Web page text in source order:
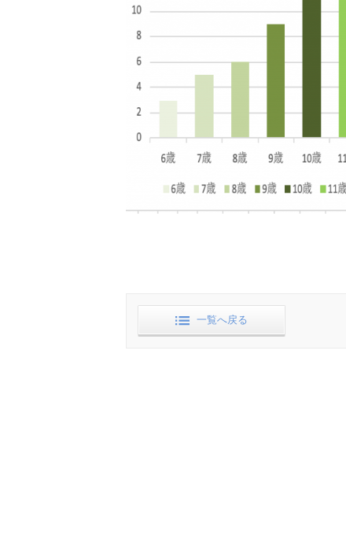
一覧へ戻る